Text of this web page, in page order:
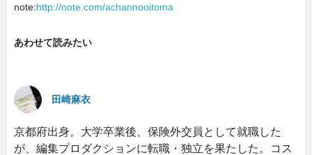
note:http://note.com/achannooitoma
あわせて読みたい
田崎麻衣
京都府出身。大学卒業後、保険外交員として就職した
が、編集プロダクションに転職・独立を果たした。コス